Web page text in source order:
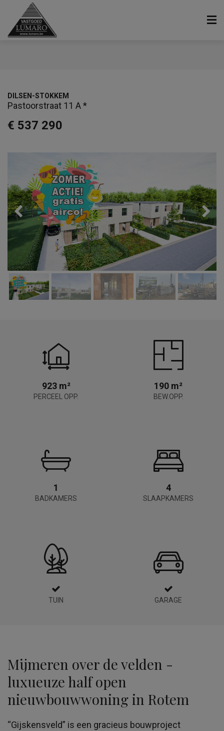
€ 537 290
DILSEN-STOKKEM
Pastoorstraat 11 A *
923 m²
PERCEEL OPP.
190 m²
BEW.OPP.
1
BADKAMERS
4
SLAAPKAMERS
TUIN GARAGE
Mijmeren over de velden -
luxueuze half open
nieuwbouwwoning in Rotem
“Gijskensveld” is een gracieus bouwproject